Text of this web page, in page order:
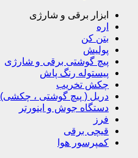
ابزار برقی و شارژی
اره
بتن کن
پولیش
پیچ گوشتی برقی و شارژی
پیستوله رنگ پاش
چکش تخریب
دریل ( پیچ گوشتی ، چکشی)
دستگاه جوش و اینورتر
فرز
قیچی برقی
کمپرسور هوا